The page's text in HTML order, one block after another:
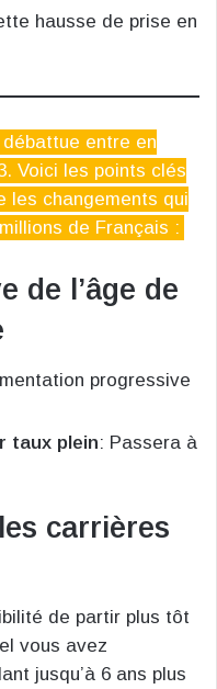
hausse de prise en
entre en
Voici les points clés
les changements qui
de Français :
de l’âge de
progressive
taux plein: Passera à
carrières
de partir plus tôt
vous avez
jusqu’à 6 ans plus